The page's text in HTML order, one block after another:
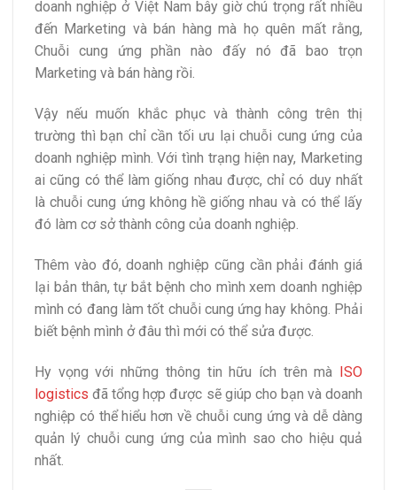
doanh nghiệp ở Việt Nam bây giờ chú trọng rất nhiều
đến Marketing và bán hàng mà họ quên mất rằng,
Chuỗi cung ứng phần nào đấy nó đã bao trọn
Marketing và bán hàng rồi.
Vậy nếu muốn khắc phục và thành công trên thị
trường thì bạn chỉ cần tối ưu lại chuỗi cung ứng của
doanh nghiệp mình. Với tình trạng hiện nay, Marketing
ai cũng có thể làm giống nhau được, chỉ có duy nhất
là chuỗi cung ứng không hề giống nhau và có thể lấy
đó làm cơ sở thành công của doanh nghiệp.
Thêm vào đó, doanh nghiệp cũng cần phải đánh giá
lại bản thân, tự bắt bệnh cho mình xem doanh nghiệp
mình có đang làm tốt chuỗi cung ứng hay không. Phải
biết bệnh mình ở đâu thì mới có thể sửa được.
Hy vọng với những thông tin hữu ích trên mà ISO
logistics đã tổng hợp được sẽ giúp cho bạn và doanh
nghiệp có thể hiểu hơn về chuỗi cung ứng và dễ dàng
quản lý chuỗi cung ứng của mình sao cho hiệu quả
nhất.